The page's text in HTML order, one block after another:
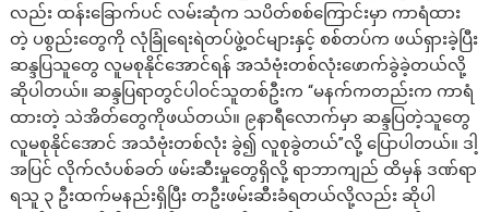
လည်း ထန်းခြောက်ပင် လမ်းဆုံက သပိတ်စစ်ကြောင်းမှာ ကာရံထား
တဲ့ ပစွည်းတွေကို လုံခြုံရေးရဲတပ်ဖွဲ့ဝင်များနှင့် စစ်တပ်က ဖယ်ရှားခဲ့ပြီး
ဆန္ဒပြသူတွေ လူမစုနိုင်အောင်ရန် အသံဗုံးတစ်လုံးဖောက်ခွဲခဲ့တယ်လို့
ဆိုပါတယ်။ ဆန္ဒပြရာတွင်ပါဝင်သူတစ်ဦးက “မနက်ကတည်းက ကာရံ
ထားတဲ့ သဲအိတ်တွေကိုဖယ်တယ်။ ၉နာရီလောက်မှာ ဆန္ဒပြတဲ့သူတွေ
လူမစုနိုင်အောင် အသံဗုံးတစ်လုံး ခွဲ၍ လူစုခွဲတယ်”လို့ ပြောပါတယ်။ ဒါ့
အပြင် လိုက်လံပစ်ခတ် ဖမ်းဆီးမှုတွေရှိလို့ ရာဘာကျည် ထိမှန် ဒဏ်ရာ
ရသူ ၃ ဦးထက်မနည်းရှိပြီး တဦးဖမ်းဆီးခံရတယ်လို့လည်း ဆိုပါ